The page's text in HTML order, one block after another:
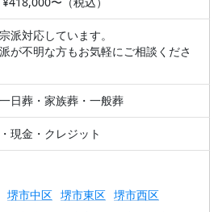
派対応しています。
が不明な方もお気軽にご相談くださ
日葬・家族葬・一般葬
現金・クレジット
堺市中区 堺市東区 堺市西区